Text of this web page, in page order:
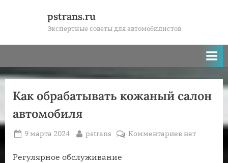
pstrans.ru
Экспертные советы для автомобилистов
Как обрабатывать кожаный салон
автомобиля
Posted
9 марта 2024 By
pstrans Комментариевкнет
Регулярное обслуживание